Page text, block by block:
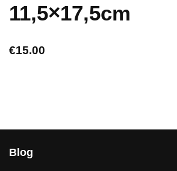
11,5×17,5cm
€15.00
Blog